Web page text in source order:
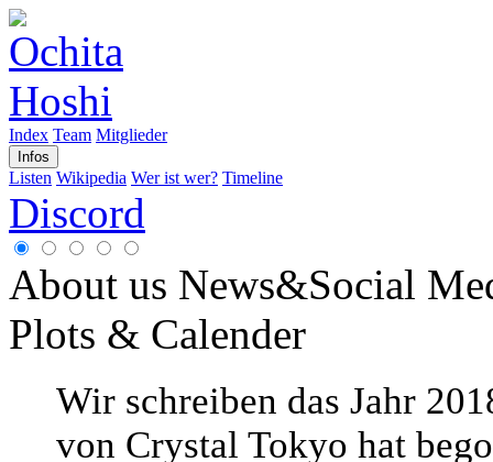
Index Team Mitglieder
Infos
Listen Wikipedia Wer ist wer? Timeline
Discord
About us News&Social
Plots & Calender
Wir schreiben das Jahr
von Crystal Tokyo hat